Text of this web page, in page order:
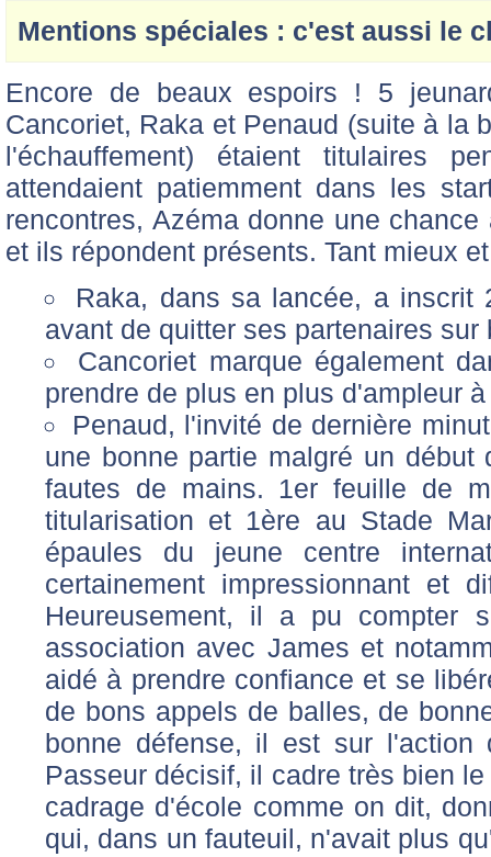
Mentions spéciales : c'est aussi le
Encore de beaux espoirs ! 5
Cancoriet, Raka et Penaud (suite à la
l'échauffement) étaient titulaires
attendaient patiemment dans les
rencontres, Azéma donne une
et ils répondent présents. Tant mieux
Raka, dans sa lancée, a inscrit
avant de quitter ses partenaires sur
Cancoriet marque également
prendre de plus en plus d'ampleur
Penaud, l'invité de dernière
une bonne partie malgré un début
fautes de mains. 1er feuille de
titularisation et 1ère au Stade
épaules du jeune centre
certainement impressionnant et
Heureusement, il a pu compter
association avec James et
aidé à prendre confiance et se
de bons appels de balles, de
bonne défense, il est sur l'action
Passeur décisif, il cadre très bien
cadrage d'école comme on dit,
qui, dans un fauteuil, n'avait plus